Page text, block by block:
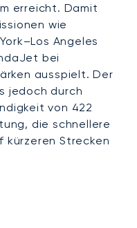
erreicht. Damit
wie
Angeles
bei
ausspielt. Der
jedoch durch
von 422
die schnellere
kürzeren Strecken